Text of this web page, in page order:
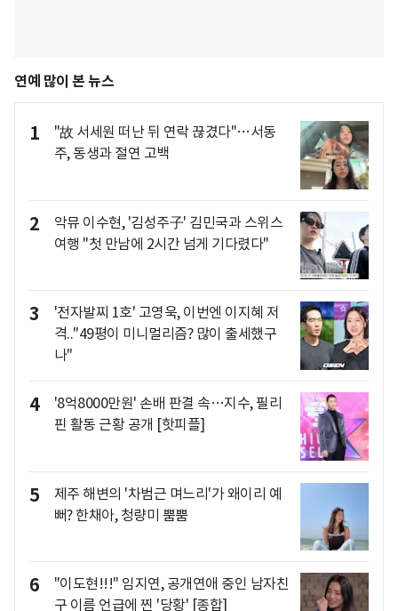
연예 많이 본 뉴스
1
"故 서세원 떠난 뒤 연락 끊겼다"…서동
주, 동생과 절연 고백
2
악뮤 이수현, '김성주子' 김민국과 스위스
여행 "첫 만남에 2시간 넘게 기다렸다"
3
'전자발찌 1호' 고영욱, 이번엔 이지혜 저
격.."49평이 미니멀리즘? 많이 출세했구
나"
4
'8억8000만원' 손배 판결 속…지수, 필리
핀 활동 근황 공개 [핫피플]
5
제주 해변의 '차범근 며느리'가 왜이리 예
뻐? 한채아, 청량미 뿜뿜
6
"이도현!!!" 임지연, 공개연애 중인 남자친
구 이름 언급에 찐 '당황' [종합]